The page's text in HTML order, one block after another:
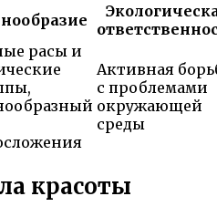
расы и
Активная
с проблемами
окружающей
среды
красоты